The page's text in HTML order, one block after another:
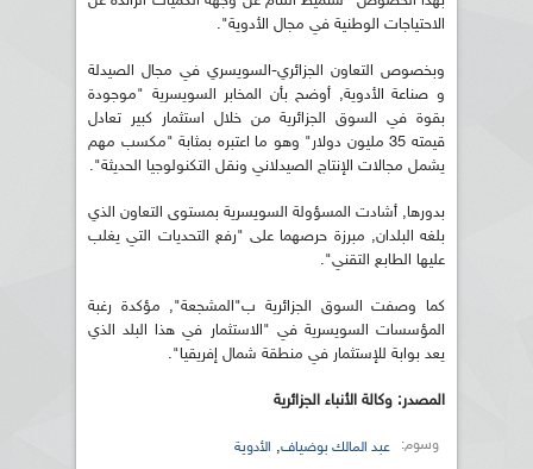
الاحتياجات الوطنية في مجال الأدوية".
وبخصوص التعاون الجزائري-السويسري في مجال الصيدلة
و صناعة الأدوية, أوضح بأن المخابر السويسرية "موجودة
بقوة في السوق الجزائرية من خلال استثمار كبير تعادل
قيمته 35 مليون دولار" وهو ما اعتبره بمثابة "مكسب مهم
يشمل مجالات الإنتاج الصيدلاني ونقل التكنولوجيا الحديثة".
بدورها, أشادت المسؤولة السويسرية بمستوى التعاون الذي
بلغه البلدان, مبرزة حرصهما على "رفع التحديات التي يغلب
عليها الطابع التقني".
كما وصفت السوق الجزائرية ب"المشجعة", مؤكدة رغبة
المؤسسات السويسرية في "الاستثمار في هذا البلد الذي
يعد بوابة للإستثمار في منطقة شمال إفريقيا".
المصدر: وكالة الأنباء الجزائرية
وسوم: عبد المالك بوضياف, الأدوية